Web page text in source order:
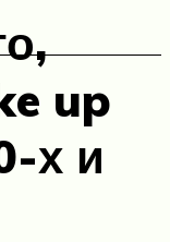
up
х и